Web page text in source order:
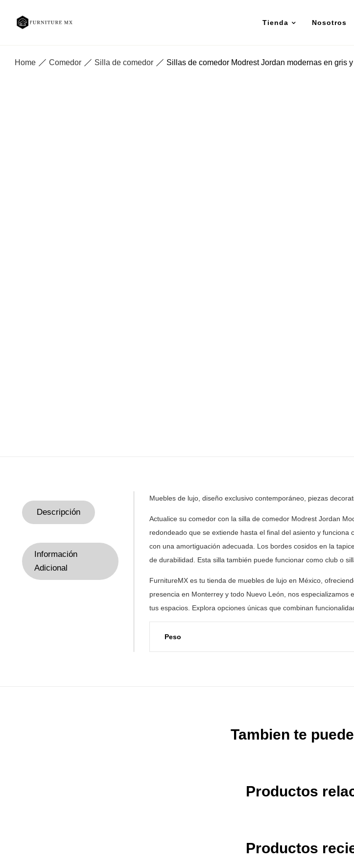
Tienda Nosotros
Home Comedor Silla de comedor Sillas de comedor Modrest Jordan modernas en gris
Descripción
Información
Adicional
Muebles de lujo, diseño exclusivo contemporáneo, piezas
Actualice su comedor con la silla de comedor Modrest Jordan
redondeado que se extiende hasta el final del asiento y funciona
con una amortiguación adecuada. Los bordes cosidos en la
de durabilidad. Esta silla también puede funcionar como club o
FurnitureMX es tu tienda de muebles de lujo en México,
presencia en Monterrey y todo Nuevo León, nos especializamos
tus espacios. Explora opciones únicas que combinan
Peso
Tambien te
Productos
Productos